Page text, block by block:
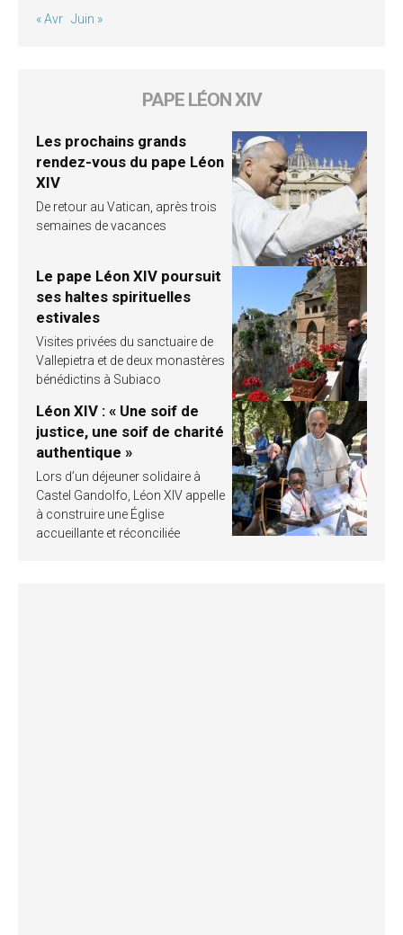
« Avr Juin »
PAPE LÉON XIV
Les prochains grands
rendez-vous du pape Léon
XIV
De retour au Vatican, après trois
semaines de vacances
Le pape Léon XIV poursuit
ses haltes spirituelles
estivales
Visites privées du sanctuaire de
Vallepietra et de deux monastères
bénédictins à Subiaco
Léon XIV : « Une soif de
justice, une soif de charité
authentique »
Lors d’un déjeuner solidaire à
Castel Gandolfo, Léon XIV appelle
à construire une Église
accueillante et réconciliée